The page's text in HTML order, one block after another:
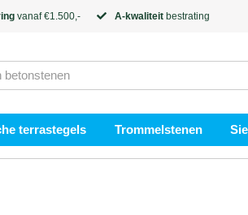
vanaf €1.500,- A-kwaliteit bestrating
terrastegels Trommelstenen